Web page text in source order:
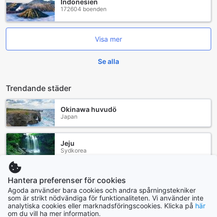
Indonesien
172604 boenden
Visa mer
Se alla
Trendande städer
Okinawa huvudö
Japan
Jeju
Sydkorea
Hongkong
Hongkong
Pattaya
Hantera preferenser för cookies
Agoda använder bara cookies och andra spårningstekniker
som är strikt nödvändiga för funktionaliteten. Vi använder inte
analytiska cookies eller marknadsföringscookies. Klicka på här
om du vill ha mer information.